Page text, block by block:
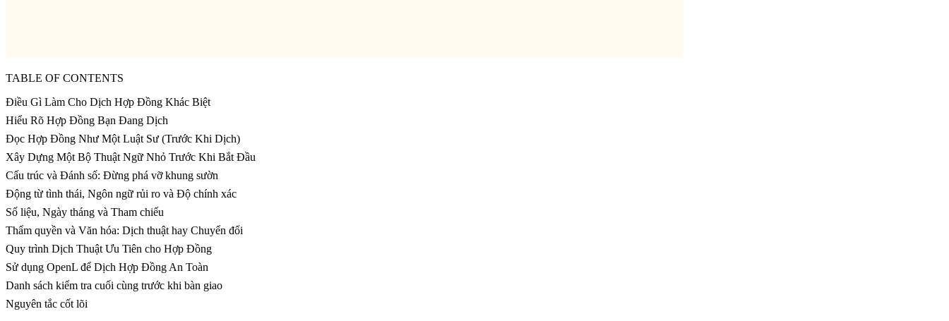
TABLE OF CONTENTS
Điều Gì Làm Cho Dịch Hợp Đồng Khác Biệt
Hiểu Rõ Hợp Đồng Bạn Đang Dịch
Đọc Hợp Đồng Như Một Luật Sư (Trước Khi Dịch)
Xây Dựng Một Bộ Thuật Ngữ Nhỏ Trước Khi Bắt Đầu
Cấu trúc và Đánh số: Đừng phá vỡ khung sườn
Động từ tình thái, Ngôn ngữ rủi ro và Độ chính xác
Số liệu, Ngày tháng và Tham chiếu
Thẩm quyền và Văn hóa: Dịch thuật hay Chuyển đổi
Quy trình Dịch Thuật Ưu Tiên cho Hợp Đồng
Sử dụng OpenL để Dịch Hợp Đồng An Toàn
Danh sách kiểm tra cuối cùng trước khi bàn giao
Nguyên tắc cốt lõi